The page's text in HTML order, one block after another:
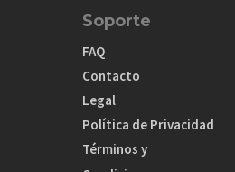
Soporte
FAQ
Contacto
Legal
Política de Privacidad
Términos y